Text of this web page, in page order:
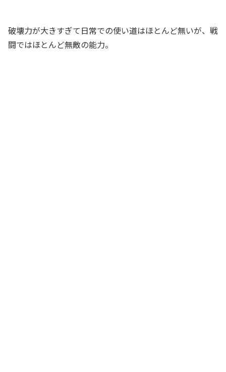
破壊力が大きすぎて日常での使い道はほとんど無いが、戦
闘ではほとんど無敵の能力。